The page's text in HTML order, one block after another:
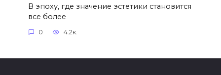
В эпоху, где значение эстетики становится
все более
0 4.2к.